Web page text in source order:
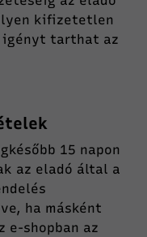
kifizetetlen
igényt tarthat az
15 napon
az eladó által a
ha másként
e-shopban az